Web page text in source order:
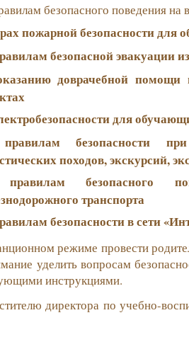
безопасного поведения на
пожарной безопасности для
безопасной эвакуации
доврачебной помощи
для
безопасности
походов, экскурсий,
безопасного
транспорта
безопасности в сети
режиме провести
уделить вопросам
инструкциями.
директора по учебно-